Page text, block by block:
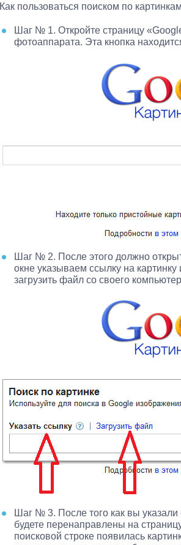
Как пользоваться поиском по
Шаг № 1. Откройте страницу
фотоаппарата. Эта кнопка
Шаг № 2. После этого должно
окне указываем ссылку на
загрузить файл со своего
Шаг № 3. После того как вы указали
будете перенаправлены на
поисковой строке появилась